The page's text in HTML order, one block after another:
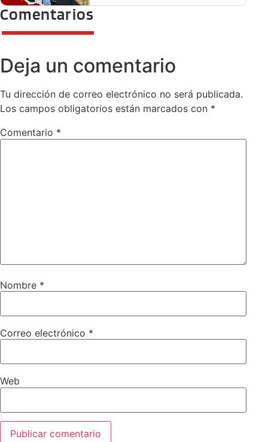
Comentarios
Deja un comentario
Tu dirección de correo electrónico no será publicada.
Los campos obligatorios están marcados con *
Comentario *
Nombre *
Correo electrónico *
Web